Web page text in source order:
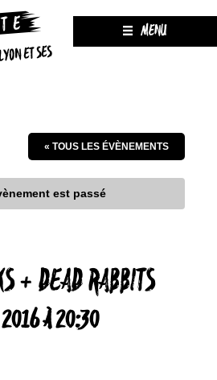
ET SES
MENU
« TOUS LES ÉVÈNEMENTS
est passé
+ DEAD RABBITS
2016 À 20:30